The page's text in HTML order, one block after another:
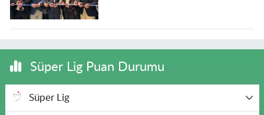
Süper Lig Puan Durumu
Süper Lig